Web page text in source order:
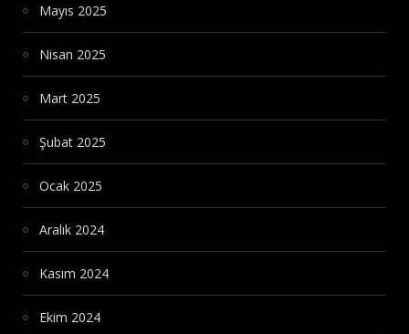
Mayıs 2025
Nisan 2025
Mart 2025
Şubat 2025
Ocak 2025
Aralık 2024
Kasım 2024
Ekim 2024